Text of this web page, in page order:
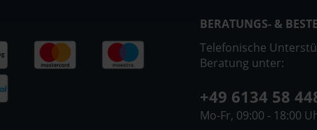
BERATUNGS- &
Telefonische
Beratung unter:
+49 6134 58
Mo-Fr, 09:00 - 18:00